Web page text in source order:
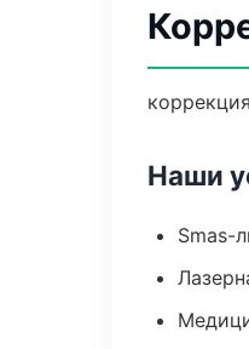
Наши
Smas-